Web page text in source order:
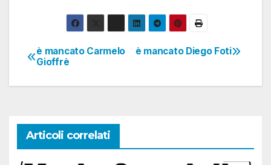
Navigazione
articoli
è mancato Diego Foti
è mancato Carmelo
Gioffrè
Articoli correlati